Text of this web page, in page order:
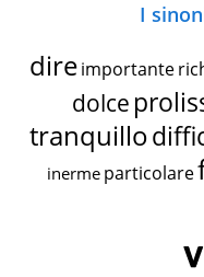
I
dire importante
dolce
tranquillo
inerme particolare